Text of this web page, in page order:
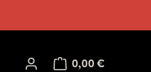
0,00 €
Warenkorb enthält 0